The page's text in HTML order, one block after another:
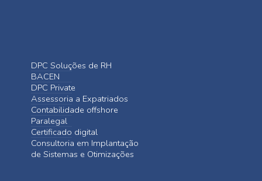
DPC Soluções de RH
BACEN
DPC Private
Assessoria a Expatriados
Contabilidade offshore
Paralegal
Certificado digital
Consultoria em Implantação
de Sistemas e Otimizações